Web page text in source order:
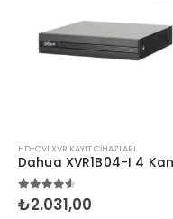
HD-CVI XVR KAYIT CIHAZLARI
4.505 üzerinden
₺2.031,00